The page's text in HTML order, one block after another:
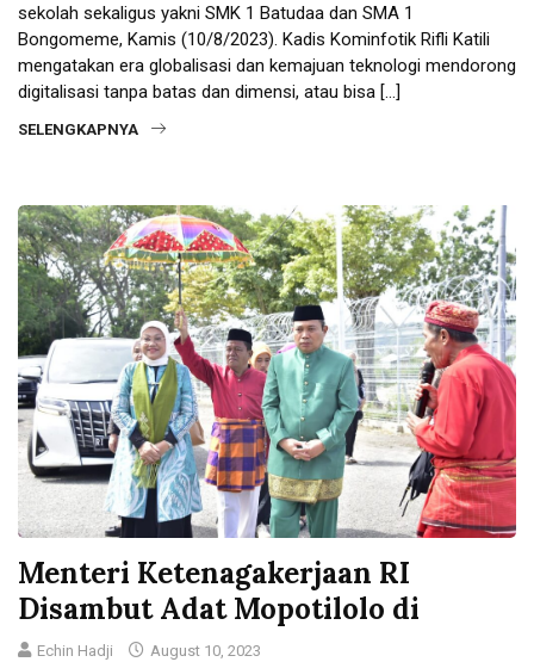
sekolah sekaligus yakni SMK 1 Batudaa dan SMA 1
Bongomeme, Kamis (10/8/2023). Kadis Kominfotik Rifli Katili
mengatakan era globalisasi dan kemajuan teknologi mendorong
digitalisasi tanpa batas dan dimensi, atau bisa […]
SELENGKAPNYA
Menteri Ketenagakerjaan RI
Disambut Adat Mopotilolo di
Echin Hadji August 10, 2023